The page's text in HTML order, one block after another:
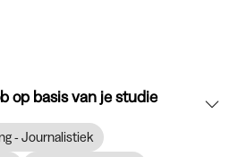
op basis van je studie
- Journalistiek